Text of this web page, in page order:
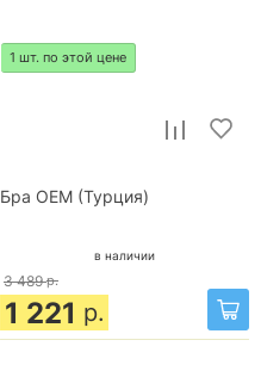
1 шт. по этой цене
Бра OEM (Турция)
в наличии
3 489 р.
1 221 р.